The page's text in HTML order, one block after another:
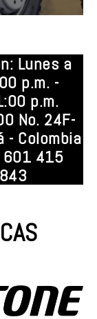
Lunes a
p.m. -
p.m.
No. 24F-
- Colombia
601 415